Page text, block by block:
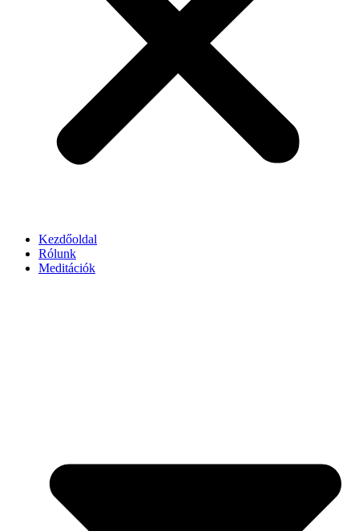
Kezdőoldal
Rólunk
Meditációk